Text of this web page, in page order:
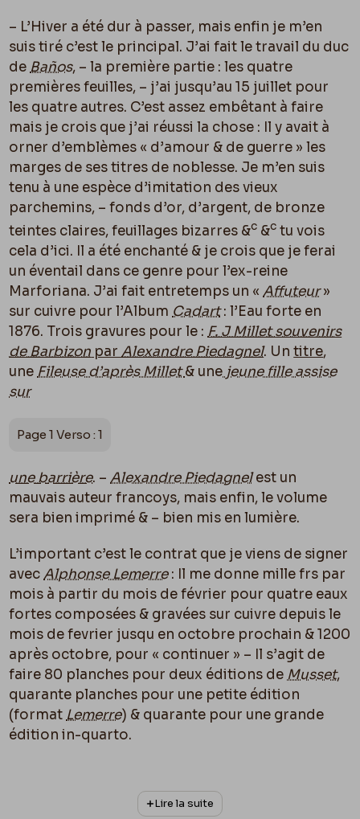
– L’Hiver a été dur à passer, mais enfin je m’en
suis tiré c’est le principal. J’ai fait le travail du duc
de Baños, – la première partie : les quatre
premières feuilles, – j’ai jusqu’au 15 juillet pour
les quatre autres. C’est assez embêtant à faire
mais je crois que j’ai réussi la chose : Il y avait à
orner d’emblèmes « d’amour & de guerre » les
marges de ses titres de noblesse. Je m’en suis
tenu à une espèce d’imitation des vieux
parchemins, – fonds d’or, d’argent, de bronze
teintes claires, feuillages bizarres &c &c tu vois
cela d’ici. Il a été enchanté & je crois que je ferai
un éventail dans ce genre pour l’ex-reine
Marforiana. J’ai fait entretemps un «Affuteur»
sur cuivre pour l’Album Cadart: l’Eau forte en
1876. Trois gravures pour le : F. J Millet souvenirs
de Barbizon parAlexandre Piedagnel. Untitre,
une Fileuse d’après Millet& une jeune fille assise
sur
Page 1 Verso : 1
une barrière. –Alexandre Piedagnelest un
mauvais auteur francoys, mais enfin, le volume
sera bien imprimé & – bien mis en lumière.
L’important c’est le contrat que je viens de signer
avecAlphonse Lemerre: Il me donne mille frs par
mois à partir du mois de février pour quatre eaux
fortes composées & gravées sur cuivre depuis le
mois de fevrier jusqu en octobre prochain & 1200
après octobre, pour « continuer » – Il s’agit de
faire 80 planches pour deux éditions de Musset,
quarante planches pour une petite édition
(format Lemerre) & quarante pour une grande
édition in-quarto.
Si je n’y crève pas, c’est très beau d’arriver
Lire la suite